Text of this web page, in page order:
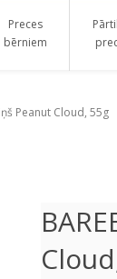
Preces
bērniem
Peanut Cloud, 55g